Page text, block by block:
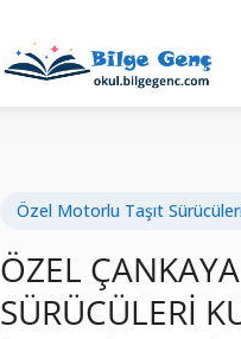
Özel Motorlu Taşıt
ÖZEL
SÜRÜCÜLERİ